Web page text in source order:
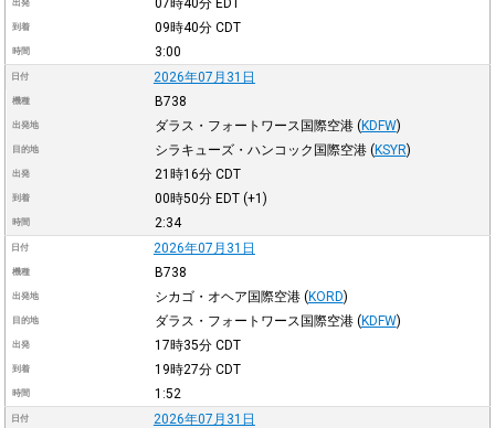
出発
到着 09時40分 CDT
時間 3:00
日付 2026年07月31日
機種 B738
出発地 ダラス・フォートワース国際空港 (KDFW)
目的地 シラキューズ・ハンコック国際空港 (KSYR)
出発 21時16分 CDT
到着 00時50分 EDT(+1)
時間 2:34
日付 2026年07月31日
機種 B738
出発地 シカゴ・オヘア国際空港 (KORD)
目的地 ダラス・フォートワース国際空港 (KDFW)
出発 17時35分 CDT
到着 19時27分 CDT
時間 1:52
日付 2026年07月31日